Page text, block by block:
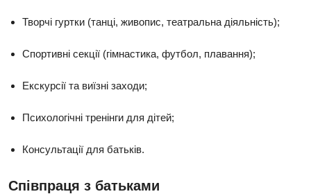
Творчі гуртки (танці, живопис, театральна діяльність);
Спортивні секції (гімнастика, футбол, плавання);
Екскурсії та виїзні заходи;
Психологічні тренінги для дітей;
Консультації для батьків.
Співпраця з батьками